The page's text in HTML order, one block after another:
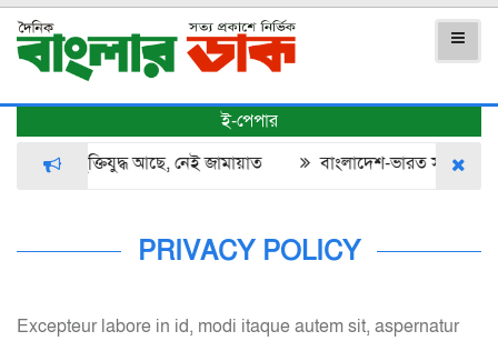
ই-পেপার
মুক্তিযুদ্ধ আছে, নেই জামায়াত
বাংলাদেশ-ভারত সম্পর্কে
PRIVACY POLICY
Excepteur labore in id, modi itaque autem sit, aspernatur